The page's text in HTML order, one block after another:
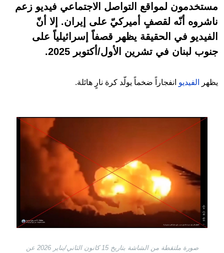
مستخدمون لمواقع التواصل الاجتماعي فيديو زعم
ناشروه أنّه لقصفٍ أميركيّ على إيران. إلا أنّ
الفيديو في الحقيقة يظهر قصفاً إسرائيلياً على
جنوب لبنان في تشرين الأول/أكتوبر 2025.
يظهر الفيديو انفجاراً ضخماً يولّد كرة نارٍ هائلة.
Image
صورة ملتقطة من الشاشة بتاريخ 15 كانون الثاني/يناير 2026 عن